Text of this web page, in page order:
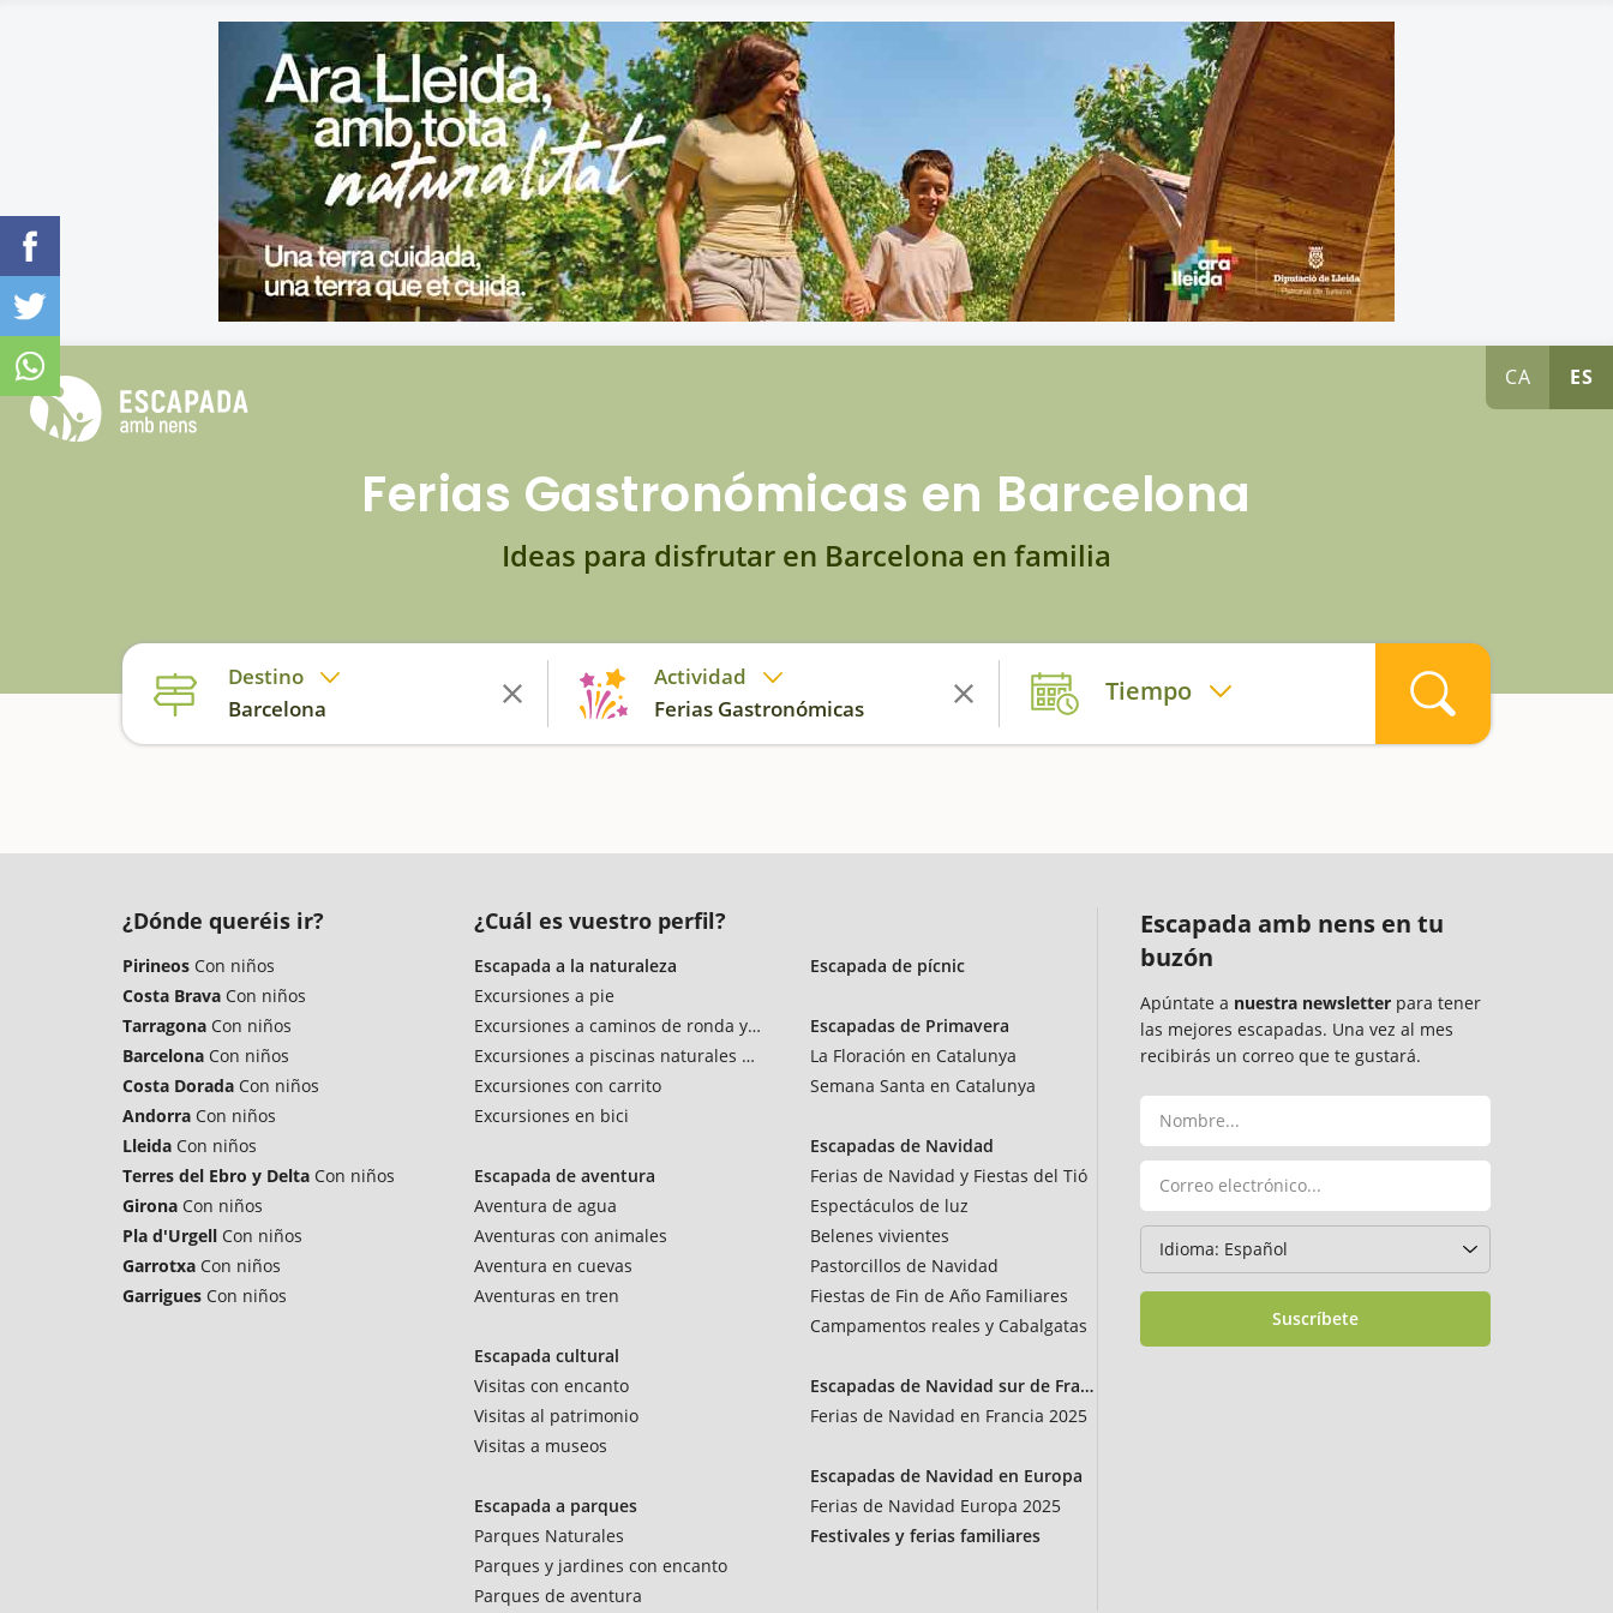
CA ES
Ferias Gastronómicas en Barcelona
Ideas para disfrutar en Barcelona en familia
Destino
Barcelona
Actividad
Ferias Gastronómicas
Tiempo
¿Dónde queréis ir?
Pirineos Con niños
Costa Brava Con niños
Tarragona Con niños
Barcelona Con niños
Costa Dorada Con niños
Andorra Con niños
Lleida Con niños
Terres del Ebro y Delta Con niños
Girona Con niños
Pla d'Urgell Con niños
Garrotxa Con niños
Garrigues Con niños
¿Cuál es vuestro perfil?
Escapada a la naturaleza
Excursiones a pie
Excursiones a caminos de ronda y vías verdes
Excursiones a piscinas naturales y rios
Excursiones con carrito
Excursiones en bici
Escapada de aventura
Aventura de agua
Aventuras con animales
Aventura en cuevas
Aventuras en tren
Escapada cultural
Visitas con encanto
Visitas al patrimonio
Visitas a museos
Escapada a parques
Parques Naturales
Parques y jardines con encanto
Parques de aventura
Escapada de pícnic
Escapadas de Primavera
La Floración en Catalunya
Semana Santa en Catalunya
Escapadas de Navidad
Ferias de Navidad y Fiestas del Tió
Espectáculos de luz
Belenes vivientes
Pastorcillos de Navidad
Fiestas de Fin de Año Familiares
Campamentos reales y Cabalgatas
Escapadas de Navidad sur de Francia
Ferias de Navidad en Francia 2025
Escapadas de Navidad en Europa
Ferias de Navidad Europa 2025
Festivales y ferias familiares
Escapada amb nens en tu
buzón
Apúntate a nuestra newsletter para tener
las mejores escapadas. Una vez al mes
recibirás un correo que te gustará.
Suscríbete